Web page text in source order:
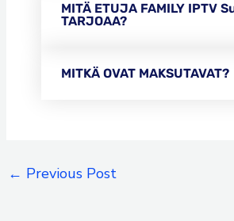
MITÄ ETUJA FAMILY IPTV
TARJOAA?
MITKÄ OVAT MAKSUTAVAT?
← Previous Post